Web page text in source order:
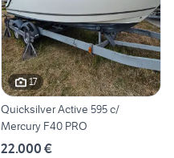
17
Quicksilver Active 595 c/
Mercury F40 PRO
22.000 €